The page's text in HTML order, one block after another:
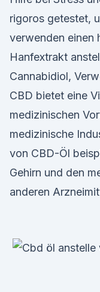
rigoros getestet,
verwenden einen
Hanfextrakt
Cannabidiol,
CBD bietet eine
medizinischen
medizinische
von CBD-Öl
Gehirn und den
anderen